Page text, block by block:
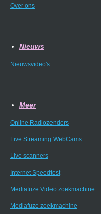
Over ons
Nieuws
Nieuwsvideo's
Meer
Online Radiozenders
Live Streaming WebCams
Live scanners
Internet Speedtest
Mediafuze Video zoekmachine
Mediafuze zoekmachine